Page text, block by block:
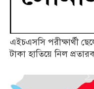
এইচএসসি পরীক্ষার্থী
টাকা হাতিয়ে নিল